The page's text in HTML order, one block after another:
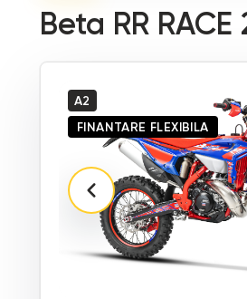
Beta RR
A2
FINANTARE FLEXIBILA